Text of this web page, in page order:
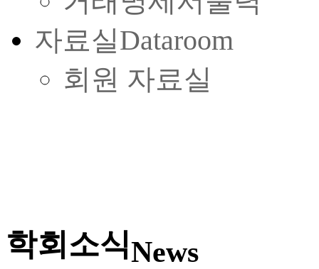
자료실Dataroom
회원 자료실
학회소식News